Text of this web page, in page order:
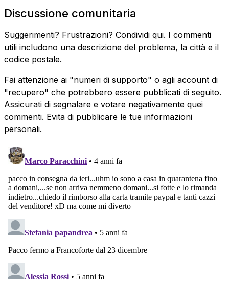
Discussione comunitaria
Suggerimenti? Frustrazioni? Condividi qui. I commenti
utili includono una descrizione del problema, la città e il
codice postale.
Fai attenzione ai "numeri di supporto" o agli account di
"recupero" che potrebbero essere pubblicati di seguito.
Assicurati di segnalare e votare negativamente quei
commenti. Evita di pubblicare le tue informazioni
personali.